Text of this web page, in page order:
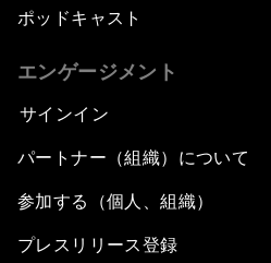
ポッドキャスト
エンゲージメント
サインイン
パートナー（組織）について
参加する（個人、組織）
プレスリリース登録